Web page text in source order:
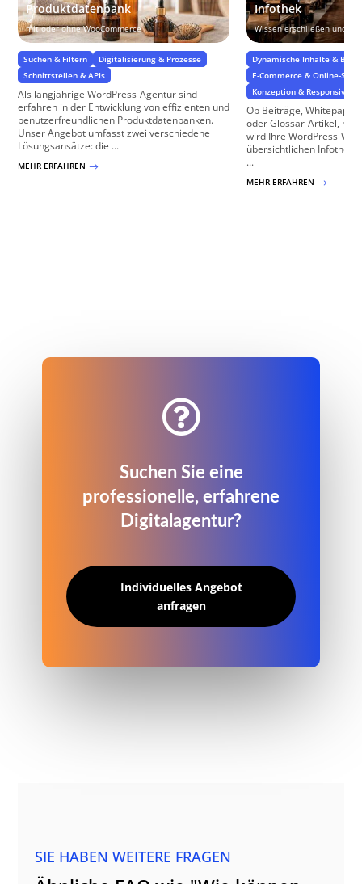
Produktdatenbank
mit oder ohne WooCommerce
Suchen & Filtern
Digitalisierung & Prozesse
Schnittstellen & APIs
Als langjährige WordPress-Agentur sind
erfahren in der Entwicklung von effizienten und
benutzerfreundlichen Produktdatenbanken.
Unser Angebot umfasst zwei verschiedene
Lösungsansätze: die ...
MEHR ERFAHREN $
Infothek
Wissen erschließen und
Dynamische Inhalte &
E-Commerce & Online-
Konzeption & Responsive
Ob Beiträge,
oder Glossar-Artikel, mit
wird Ihre WordPress-
übersichtlichen Infothek!
...
MEHR ERFAHREN $

Suchen Sie eine
professionelle, erfahrene
Digitalagentur?
Individuelles Angebot
anfragen
SIE HABEN WEITERE FRAGEN